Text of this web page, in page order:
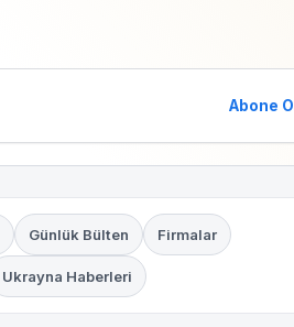
Abone Ol
Günlük Bülten Firmalar
Ukrayna Haberleri